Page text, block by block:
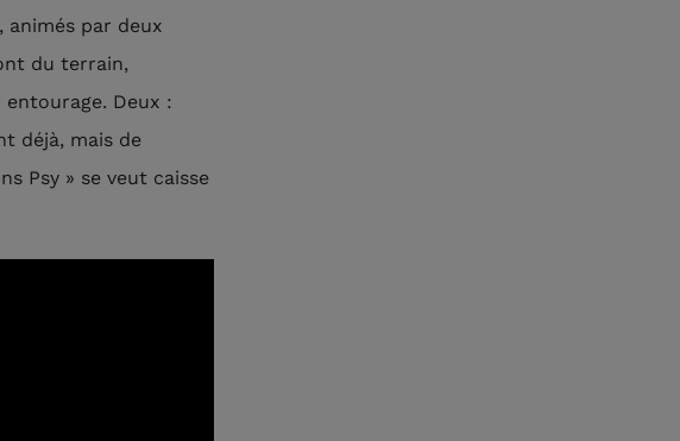
par deux
du terrain,
Deux :
déjà, mais de
Psy » se veut caisse